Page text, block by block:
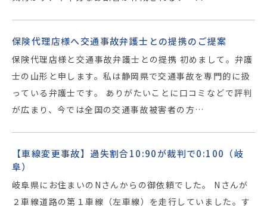
保険代理店様へ交通事故弁護士との提携のご提案
保険代理店様と交通事故弁護士との提携 初めまして。弁護
士の山形と申します。私は静岡県で交通事故を専門的に扱
っている弁護士です。 ありがたいことに口コミなどで評判
が広まり、今では全国の交通事故被害者の方…
【車線変更事故】過失割合10:90が裁判で0:100（岐
阜）
岐阜県にお住まいのNさんからの御依頼でした。 Nさんが
２車線道路の第１車線（左車線）を走行していました。す